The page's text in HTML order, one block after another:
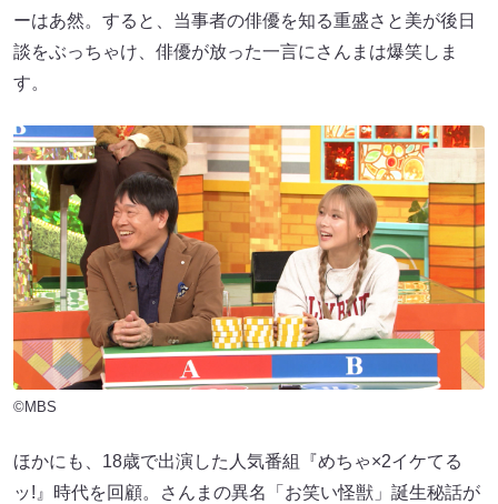
ーはあ然。すると、当事者の俳優を知る重盛さと美が後日
談をぶっちゃけ、俳優が放った一言にさんまは爆笑しま
す。
©MBS
ほかにも、18歳で出演した人気番組『めちゃ×2イケてる
ッ!』時代を回顧。さんまの異名「お笑い怪獣」誕生秘話が